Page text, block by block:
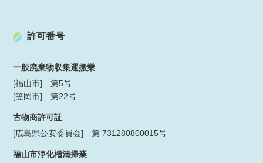
許可番号
一般廃棄物収集運搬業
[福山市] 第5号
[笠岡市] 第22号
古物商許可証
[広島県公安委員会] 第 731280800015号
福山市浄化槽清掃業